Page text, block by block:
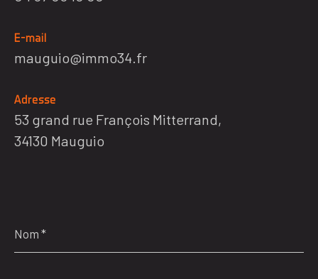
E-mail
mauguio@immo34.fr
Adresse
53 grand rue François Mitterrand,
34130 Mauguio
*